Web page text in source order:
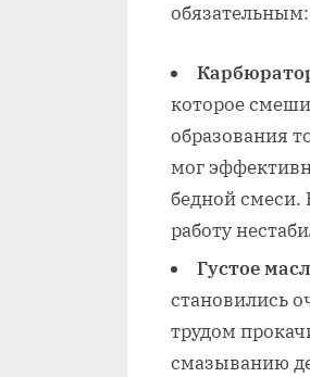
обязательным:
которое
образования
мог
бедной смеси.
работу
Густое
становились
трудом
смазыванию